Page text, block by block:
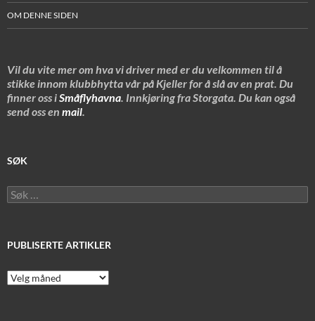
OM DENNE SIDEN
Vil du vite mer om hva vi driver med er du velkommen til å
stikke innom klubbhytta vår på Kjeller for å slå av en prat. Du
finner oss iSmåflyhavna. Innkjøring fra Storgata. Du kan også
send oss en mail.
SØK
Søk
etter:
PUBLISERTE ARTIKLER
Publiserte
artikler